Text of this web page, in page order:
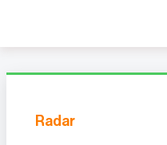
Radar